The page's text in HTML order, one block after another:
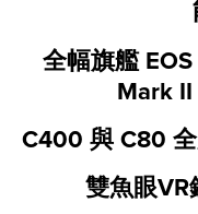
全幅旗艦
Mark
C400 與 C80
雙魚眼